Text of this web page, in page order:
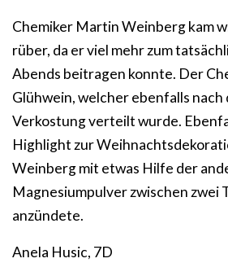
Chemiker Martin Weinberg kam
rüber, da er viel mehr zum
Abends beitragen konnte. Der
Glühwein, welcher ebenfalls nach
Verkostung verteilt wurde.
Highlight zur
Weinberg mit etwas Hilfe der
Magnesiumpulver zwischen zwei
anzündete.
Anela Husic, 7D